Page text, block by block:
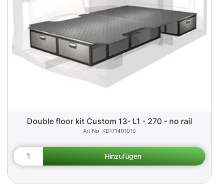
Double floor kit Custom 13- L1 - 270 - no rail
KD171401010